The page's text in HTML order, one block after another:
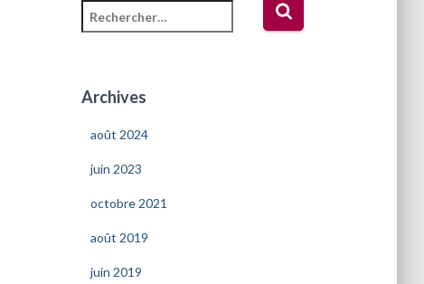
e
e
r
Archives
août 2024
juin 2023
octobre 2021
août 2019
juin 2019